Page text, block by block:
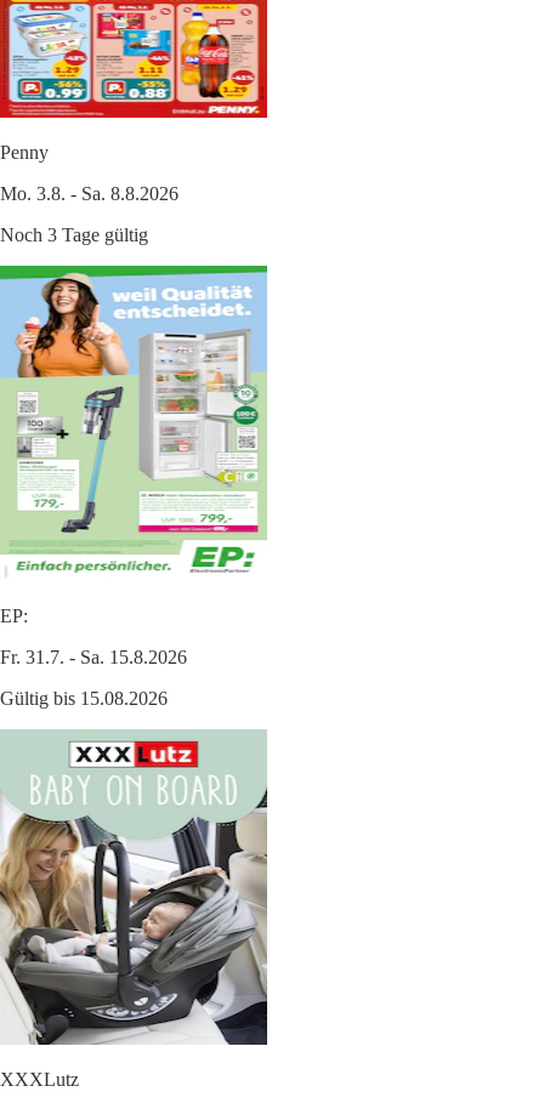
Penny
Mo. 3.8. - Sa. 8.8.2026
Noch 3 Tage gültig
EP:
Fr. 31.7. - Sa. 15.8.2026
Gültig bis 15.08.2026
XXXLutz